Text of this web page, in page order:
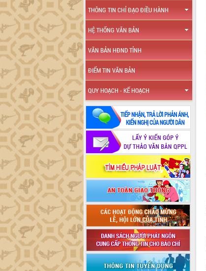
THÔNG TIN CHỈ ĐẠO ĐIỀU HÀNH
HỆ THỐNG VĂN BẢN
VĂN BẢN HĐND TỈNH
ĐIỂM TIN VĂN BẢN
QUY HOẠCH - KẾ HOẠCH